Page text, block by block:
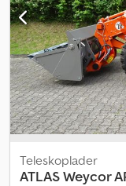
Klimaanlage
Drehteller für
Teleskoplader
ATLASWeycor